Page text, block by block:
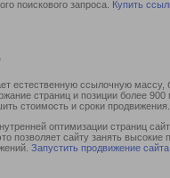
поискового запроса. Купить
естественную ссылочную
страниц и позиции более
стоимость и сроки продвижения.
оптимизации страниц
позволяет сайту занять
Запустить продвижение сайта